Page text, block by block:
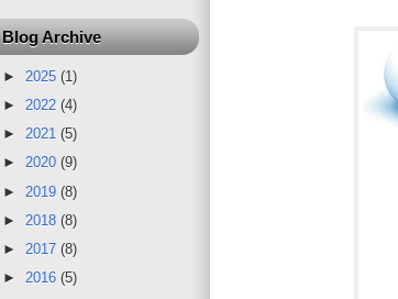
Blog Archive
► 2025 (1)
► 2022 (4)
► 2021 (5)
► 2020 (9)
► 2019 (8)
► 2018 (8)
► 2017 (8)
► 2016 (5)